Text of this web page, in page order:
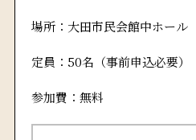
場所：大田市民会館中ホール
定員：50名（事前申込必要）
参加費：無料